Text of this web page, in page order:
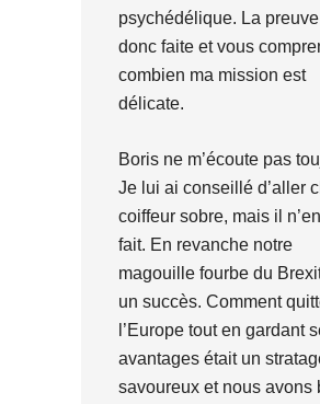
psychédélique. La
donc faite et vous
combien ma mission est
délicate.
Boris ne m’écoute pas
Je lui ai conseillé d’aller
coiffeur sobre, mais il
fait. En revanche notre
magouille fourbe du
un succès. Comment
l’Europe tout en gardant
avantages était un
savoureux et nous avons